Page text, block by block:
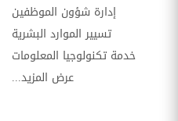
إدارة شؤون الموظفين
تسيير الموارد البشرية
خدمة تكنولوجيا المعلومات
عرض المزيد...